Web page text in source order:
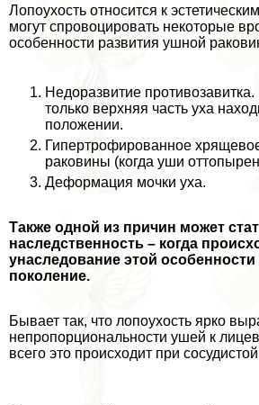
Лопоухость относится к
могут спровоцировать некоторые
особенности развития ушной
Недоразвитие
только верхняя часть уха
положении.
Гипертрофированное
paковины (когда уши
Деформация мочки уха.
Также одной из причин может
наследственность – когда
унаследование этой
поколение.
Бывает так, что лопоухость ярко
непропорциональности ушей к
всего это происходит при